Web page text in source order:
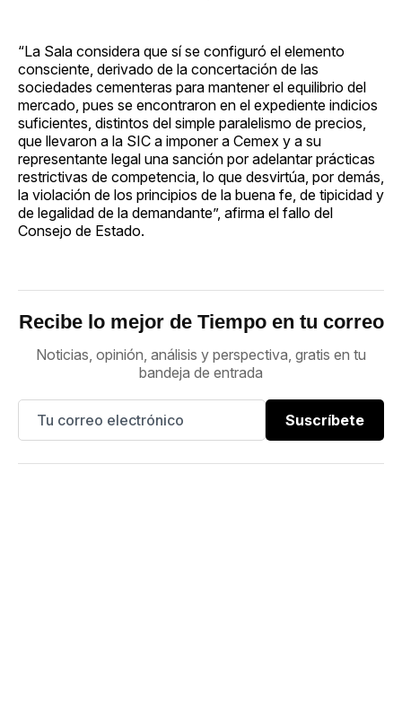
“La Sala considera que sí se configuró el elemento
consciente, derivado de la concertación de las
sociedades cementeras para mantener el equilibrio del
mercado, pues se encontraron en el expediente indicios
suficientes, distintos del simple paralelismo de precios,
que llevaron a la SIC a imponer a Cemex y a su
representante legal una sanción por adelantar prácticas
restrictivas de competencia, lo que desvirtúa, por demás,
la violación de los principios de la buena fe, de tipicidad y
de legalidad de la demandante”, afirma el fallo del
Consejo de Estado.
Recibe lo mejor de Tiempo en tu correo
Noticias, opinión, análisis y perspectiva, gratis en tu
bandeja de entrada
Suscríbete